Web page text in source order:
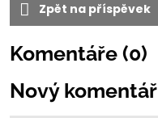
Zpět na příspěvek
Komentáře (0)
Nový komentář